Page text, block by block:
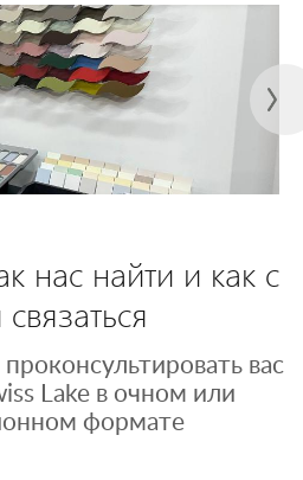
нас найти и как с
вас
Lake в очном или
формате